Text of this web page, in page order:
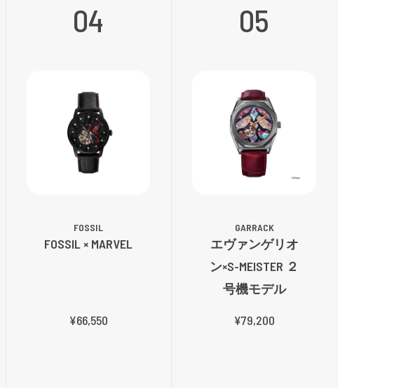
04
FOSSIL
FOSSIL × MARVEL
¥66,550
05
GARRACK
エヴァンゲリオ
ン×S-MEISTER ２
号機モデル
¥79,200